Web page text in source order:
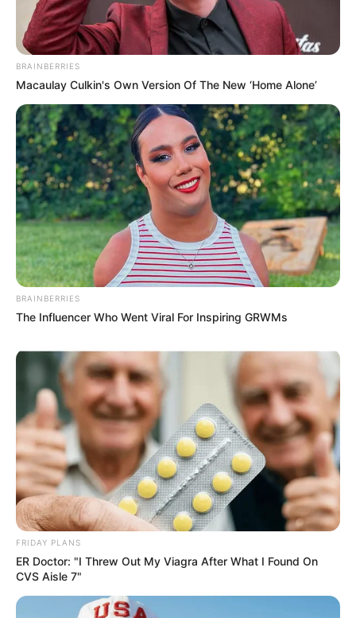
5 HAPPY MARANCOURT
6 HEROINE DE GUERRE
Pronostic Quinté du PMU en 6
chevaux
BRAINBERRIES
Macaulay Culkin's Own Version Of The New ‘Home Alone’
BRAINBERRIES
The Influencer Who Went Viral For Inspiring GRWMs
FRIDAY PLANS
ER Doctor: "I Threw Out My Viagra After What I Found On
CVS Aisle 7"